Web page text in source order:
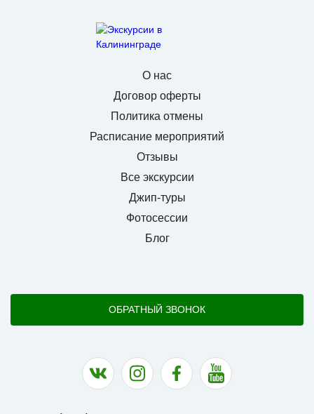
О нас
Договор оферты
Политика отмены
Расписание мероприятий
Отзывы
Все экскурсии
Джип-туры
Фотосессии
Блог
ОБРАТНЫЙ ЗВОНОК
Наша группа в ВКНаша страница в Instagram
Наша группа в Facebook
Наш канал на